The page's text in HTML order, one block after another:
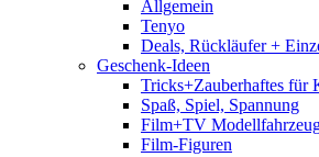
Allgemein
Tenyo
Deals, Rückläufer +
Geschenk-Ideen
Tricks+Zauberhaftes für
Spaß, Spiel, Spannung
Film+TV
Film-Figuren